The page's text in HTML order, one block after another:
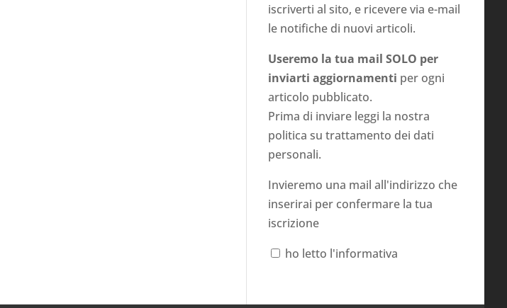
iscriverti al sito, e ricevere via e-mail
le notifiche di nuovi articoli.
Useremo la tua mail SOLO per
inviarti aggiornamenti per ogni
articolo pubblicato.
Prima di inviare leggi la nostra
politica su trattamento dei dati
personali.
Invieremo una mail all'indirizzo che
inserirai per confermare la tua
iscrizione
ho letto l'informativa